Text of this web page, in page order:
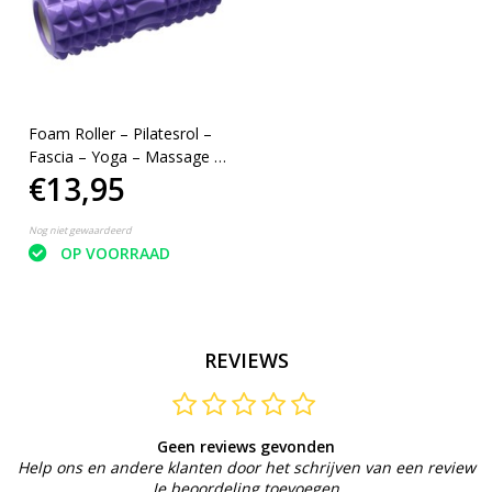
Foam Roller – Pilatesrol –
Fascia – Yoga – Massage –
Lila
€13,95
Nog niet gewaardeerd
OP VOORRAAD
REVIEWS
Geen reviews gevonden
Help ons en andere klanten door het schrijven van een review